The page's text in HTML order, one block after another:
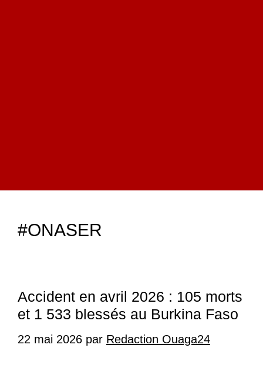
#ONASER
Accident en avril 2026 : 105 morts
et 1 533 blessés au Burkina Faso
22 mai 2026 par Redaction Ouaga24